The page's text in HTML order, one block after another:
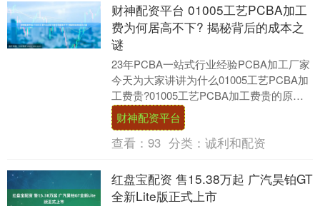
财神配资平台 01005工艺PCBA加工
费为何居高不下? 揭秘背后的成本之
谜
23年PCBA一站式行业经验PCBA加工厂家
今天为大家讲讲为什么01005工艺PCBA加
工费贵?01005工艺PCBA加工费贵的原
因。01005工艺PCBA加工....
财神配资平台
查看： 93 分类： 诚利和配资
红盘宝配资 售15.38万起 广汽昊铂GT
全新Lite版正式上市